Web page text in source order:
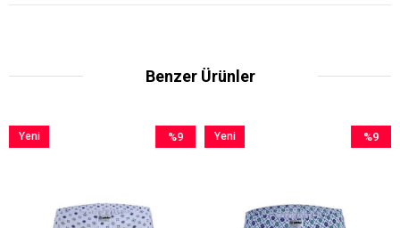
Benzer Ürünler
Yeni
Yeni